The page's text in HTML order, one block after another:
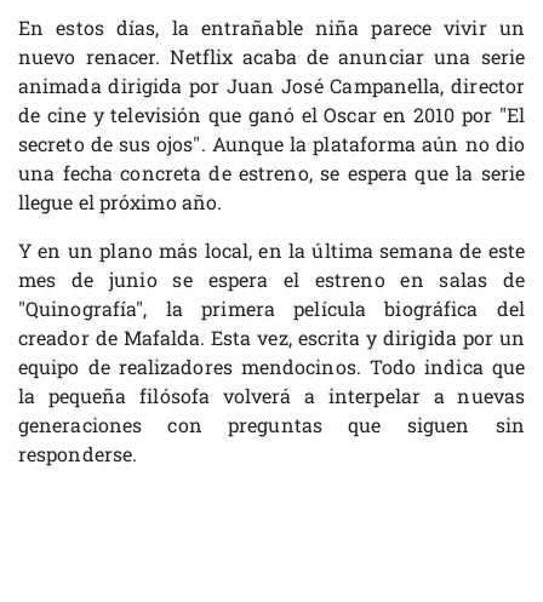
En estos días, la entrañable niña parece vivir un
nuevo renacer. Netflix acaba de anunciar una serie
animada dirigida por Juan José Campanella, director
de cine y televisión que ganó el Oscar en 2010 por "El
secreto de sus ojos". Aunque la plataforma aún no dio
una fecha concreta de estreno, se espera que la serie
llegue el próximo año.
Y en un plano más local, en la última semana de este
mes de junio se espera el estreno en salas de
"Quinografía", la primera película biográfica del
creador de Mafalda. Esta vez, escrita y dirigida por un
equipo de realizadores mendocinos. Todo indica que
la pequeña filósofa volverá a interpelar a nuevas
generaciones con preguntas que siguen sin
responderse.